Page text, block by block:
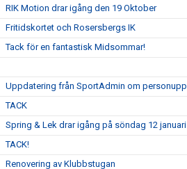
RIK Motion drar igång den 19 Oktober
Fritidskortet och Rosersbergs IK
Tack för en fantastisk Midsommar!
Uppdatering från SportAdmin om
TACK
Spring & Lek drar igång på söndag 12 januari
TACK!
Renovering av Klubbstugan